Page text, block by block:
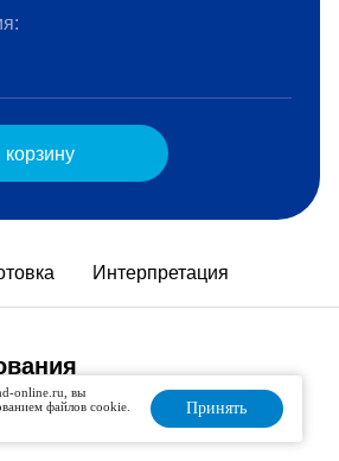
Интерпретация
корзину
online.ru, вы
файлов cookie.
Принять